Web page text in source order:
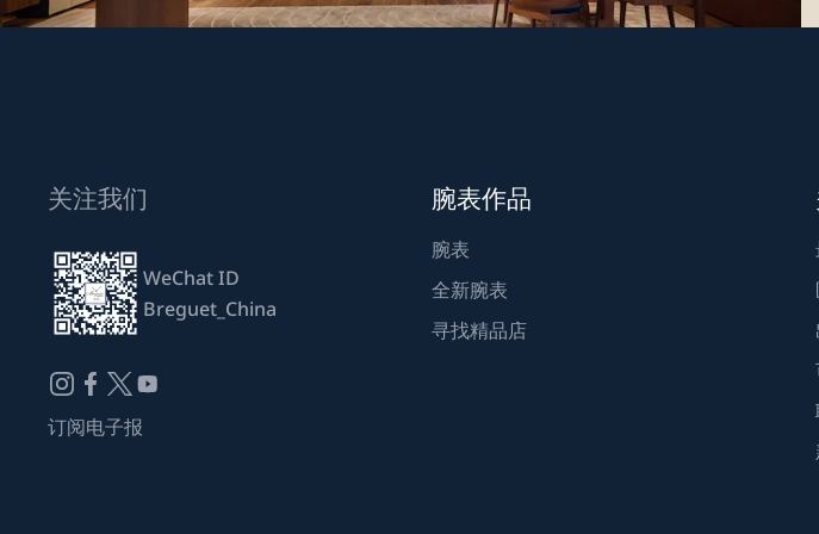
关注我们
WeChat ID
Breguet_China
订阅电子报
腕表作品
腕表
全新腕表
寻找精品店